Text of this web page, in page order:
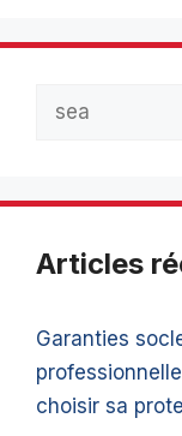
Articles
Garanties
choisir sa